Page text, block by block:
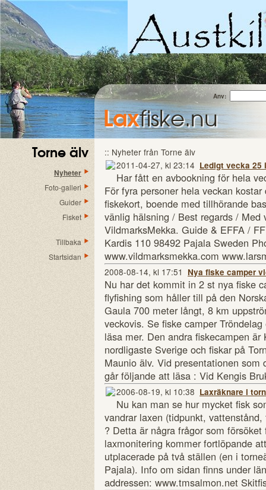
Torne älv
Nyheter
Foto-galleri
Guider
Fisket
Tillbaka
Startsidan
Anv:
Laxfiske.nu
:: Nyheter från Torne älv
2011-04-27, kl 23:14 Ledigt vecka 25
Har fått en avbookning för hela
För fyra personer hela veckan
fiskekort, boende med tillhörande
vänlig hälsning / Best regards / Med
VildmarksMekka. Guide & EFFA /
Kardis 110 98492 Pajala Sweden
www.vildmarksmekka.com
2008-08-14, kl 17:51 Nya fiske camper
Nu har det kommit in 2 st nya fiske
flyfishing som håller till på den
Gaula 700 meter långt, 8 km
veckovis. Se fiske camper
läsa mer. Den andra fiskecampen
nordligaste Sverige och fiskar på
Maunio älv. Vid presentationen
går följande att läsa : Vid Kengis
2006-08-19, kl 10:38 Laxräknare i
Nu kan man se hur mycket fisk
vandrar laxen (tidpunkt,
? Detta är några frågor som
laxmonitering kommer fortlöpande
utplacerade på två ställen (en i
Pajala). Info om sidan finns under
addressen: www.tmsalmon.net